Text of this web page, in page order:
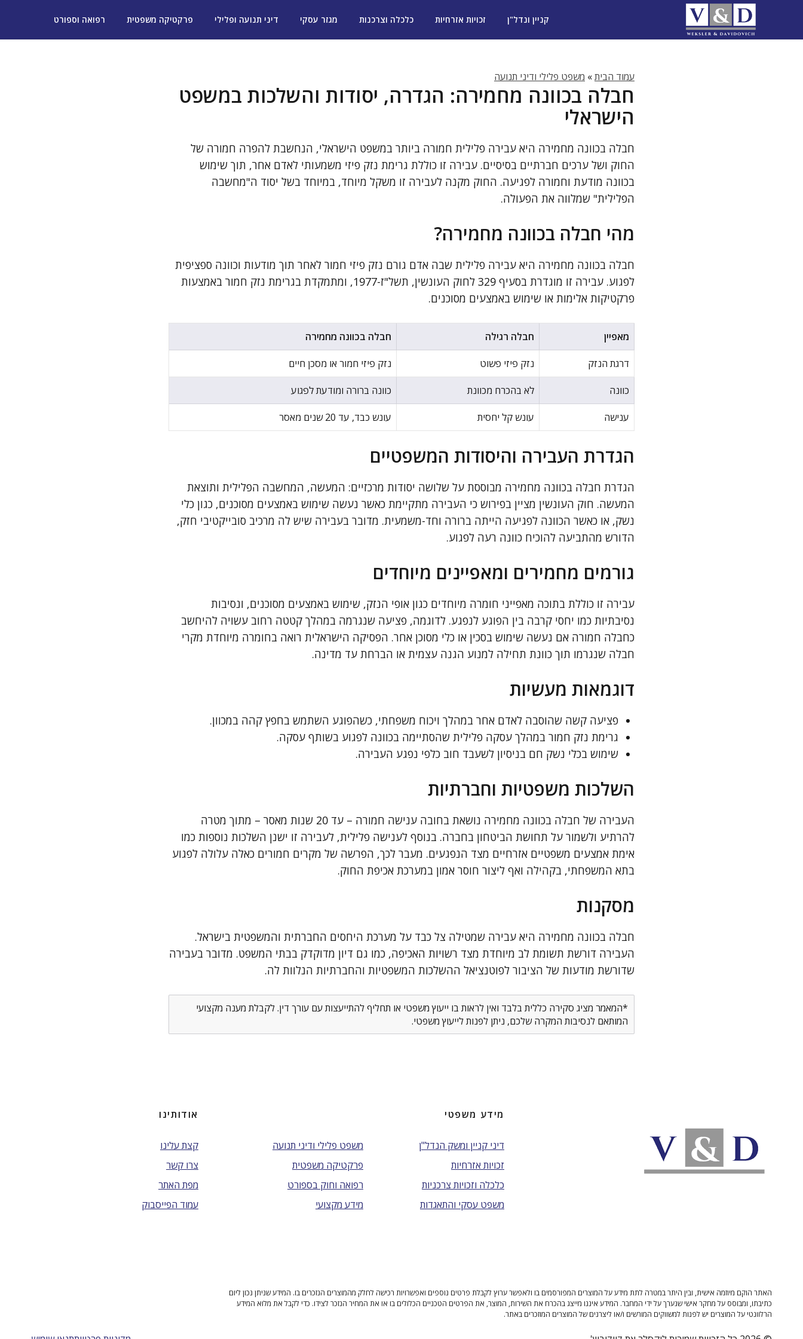
קניין ונדל"ן זכויות אזרחיות כלכלה וצרכנות מגזר עסקי דיני תנועה ופלילי פרקטיקה משפטית רפואה וספורט
עמוד הבית» משפט פלילי ודיני תנועה
חבלה בכוונה מחמירה: הגדרה, יסודות והשלכות במשפט
הישראלי
חבלה בכוונה מחמירה היא עבירה פלילית חמורה ביותר במשפט הישראלי, הנחשבת להפרה חמורה של
החוק ושל ערכים חברתיים בסיסיים. עבירה זו כוללת גרימת נזק פיזי משמעותי לאדם אחר, תוך שימוש
בכוונה מודעת וחמורה לפגיעה. החוק מקנה לעבירה זו משקל מיוחד, במיוחד בשל יסוד ה"מחשבה
הפלילית" שמלווה את הפעולה.
מהי חבלה בכוונה מחמירה?
חבלה בכוונה מחמירה היא עבירה פלילית שבה אדם גורם נזק פיזי חמור לאחר תוך מודעות וכוונה ספציפית
לפגוע. עבירה זו מוגדרת בסעיף 329 לחוק העונשין, תשל"ז-1977, ומתמקדת בגרימת נזק חמור באמצעות
פרקטיקות אלימות או שימוש באמצעים מסוכנים.
מאפיין חבלה רגילה חבלה בכוונה מחמירה
דרגת הנזק נזק פיזי פשוט נזק פיזי חמור או מסכן חיים
כוונה לא בהכרח מכוונת כוונה ברורה ומודעת לפגוע
ענישה עונש קל יחסית עונש כבד, עד 20 שנים מאסר
הגדרת העבירה והיסודות המשפטיים
הגדרת חבלה בכוונה מחמירה מבוססת על שלושה יסודות מרכזיים: המעשה, המחשבה הפלילית ותוצאת
המעשה. חוק העונשין מציין בפירוש כי העבירה מתקיימת כאשר נעשה שימוש באמצעים מסוכנים, כגון כלי
נשק, או כאשר הכוונה לפגיעה הייתה ברורה וחד-משמעית. מדובר בעבירה שיש לה מרכיב סובייקטיבי חזק,
הדורש מהתביעה להוכיח כוונה רעה לפגוע.
גורמים מחמירים ומאפיינים מיוחדים
עבירה זו כוללת בתוכה מאפייני חומרה מיוחדים כגון אופי הנזק, שימוש באמצעים מסוכנים, ונסיבות
נסיבתיות כמו יחסי קרבה בין הפוגע לנפגע. לדוגמה, פציעה שנגרמה במהלך קטטה רחוב עשויה להיחשב
כחבלה חמורה אם נעשה שימוש בסכין או כלי מסוכן אחר. הפסיקה הישראלית רואה בחומרה מיוחדת מקרי
חבלה שנגרמו תוך כוונת תחילה למנוע הגנה עצמית או הברחת עד מדינה.
דוגמאות מעשיות
פציעה קשה שהוסבה לאדם אחר במהלך ויכוח משפחתי, כשהפוגע השתמש בחפץ קהה במכוון.
גרימת נזק חמור במהלך עסקה פלילית שהסתיימה בכוונה לפגוע בשותף עסקה.
שימוש בכלי נשק חם בניסיון לשעבד חוב כלפי נפגע העבירה.
השלכות משפטיות וחברתיות
העבירה של חבלה בכוונה מחמירה נושאת בחובה ענישה חמורה – עד 20 שנות מאסר – מתוך מטרה
להרתיע ולשמור על תחושת הביטחון בחברה. בנוסף לענישה פלילית, לעבירה זו ישנן השלכות נוספות כמו
אימת אמצעים משפטיים אזרחיים מצד הנפגעים. מעבר לכך, הפרשה של מקרים חמורים כאלה עלולה לפגוע
בתא המשפחתי, בקהילה ואף ליצור חוסר אמון במערכת אכיפת החוק.
מסקנות
חבלה בכוונה מחמירה היא עבירה שמטילה צל כבד על מערכת היחסים החברתית והמשפטית בישראל.
העבירה דורשת תשומת לב מיוחדת מצד רשויות האכיפה, כמו גם דיון מדוקדק בבתי המשפט. מדובר בעבירה
שדורשת מודעות של הציבור לפוטנציאל ההשלכות המשפטיות והחברתיות הנלוות לה.
*המאמר מציג סקירה כללית בלבד ואין לראות בו ייעוץ משפטי או תחליף להתייעצות עם עורך דין. לקבלת מענה מקצועי
המותאם לנסיבות המקרה שלכם, ניתן לפנות לייעוץ משפטי.
מידע משפטי
דיני קניין ומשק הנדל"ן
זכויות אזרחיות
כלכלה וזכויות צרכניות
משפט עסקי והתאגדות
משפט פלילי ודיני תנועה
פרקטיקה משפטית
רפואה וחוק בספורט
מידע מקצועי
אודותינו
קצת עלינו
צרו קשר
מפת האתר
עמוד הפייסבוק
האתר הוקם מיוזמה אישית, ובין היתר במטרה לתת מידע על המוצרים המפורסמים בו ולאפשר ערוץ לקבלת פרטים נוספים ואפשרויות רכישה לחלק מהמוצרים הנזכרים בו. המידע שניתן נכון ליום
כתיבתו, ומבוסס על מחקר אישי שנערך על ידי המחבר. המידע איננו מייצג בהכרח את השירות, המוצר, את הפרטים הטכניים הכלולים בו או את המחיר הנזכר לצידו. כדי לקבל את מלוא המידע
הרלוונטי על המוצרים יש לפנות למשווקים המורשים ו/או ליצרנים של המוצרים המוזכרים באתר.